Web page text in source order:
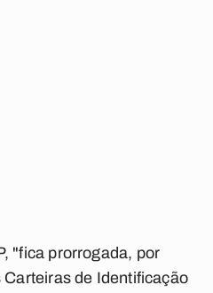
"fica prorrogada, por
de Identificação